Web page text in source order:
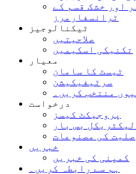
اور خشک قسم کے
ٹرانسفارمرز
ٹیکنالوجیز
صلاحیتیں
تکنیکی اسکیمیں
معیار
ٹیسٹ کا سامان
سرٹیفیکیشن
منتخب کریں۔
درخواست
پروجیکٹ کیسز
بس بار
کی مصنوعات
خبریں
کمپنی کی خبریں
ہم سے رابطہ کریں۔